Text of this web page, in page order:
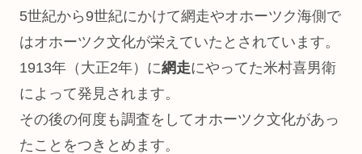
5世紀から9世紀にかけて網走やオホーツク海側で
はオホーツク文化が栄えていたとされています。
1913年（大正2年）に網走にやってた米村喜男衛
によって発見されます。
その後の何度も調査をしてオホーツク文化があっ
たことをつきとめます。